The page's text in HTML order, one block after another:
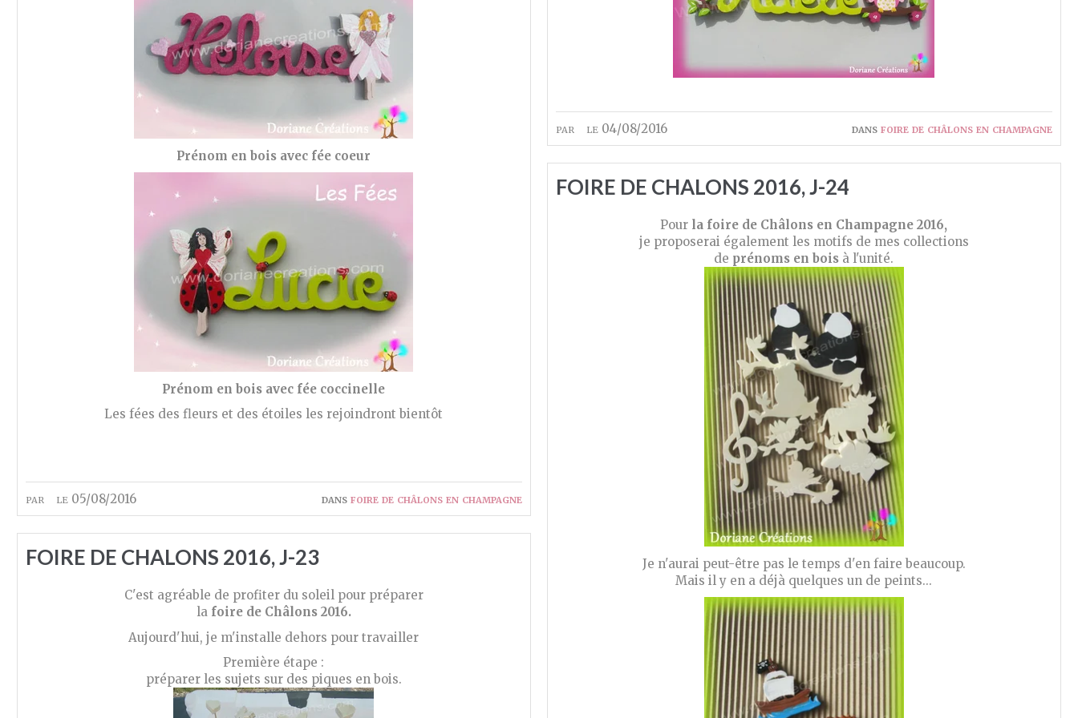
par le 05/08/2016 dans foire de châlons en champagne
Prénom en bois avec fée coeur
Prénom en bois avec fée coccinelle
Les fées des fleurs et des étoiles les rejoindront bientôt
par le 04/08/2016 dans foire de châlons en champagne
FOIRE DE CHALONS 2016, J-23
C'est agréable de profiter du soleil pour préparer
la foire de Châlons 2016.
Aujourd'hui, je m'installe dehors pour travailler
Première étape :
préparer les sujets sur des piques en bois.
FOIRE DE CHALONS 2016, J-24
Pour la foire de Châlons en Champagne 2016,
je proposerai également les motifs de mes collections
de prénoms en bois à l'unité.
Je n'aurai peut-être pas le temps d'en faire beaucoup.
Mais il y en a déjà quelques un de peints...